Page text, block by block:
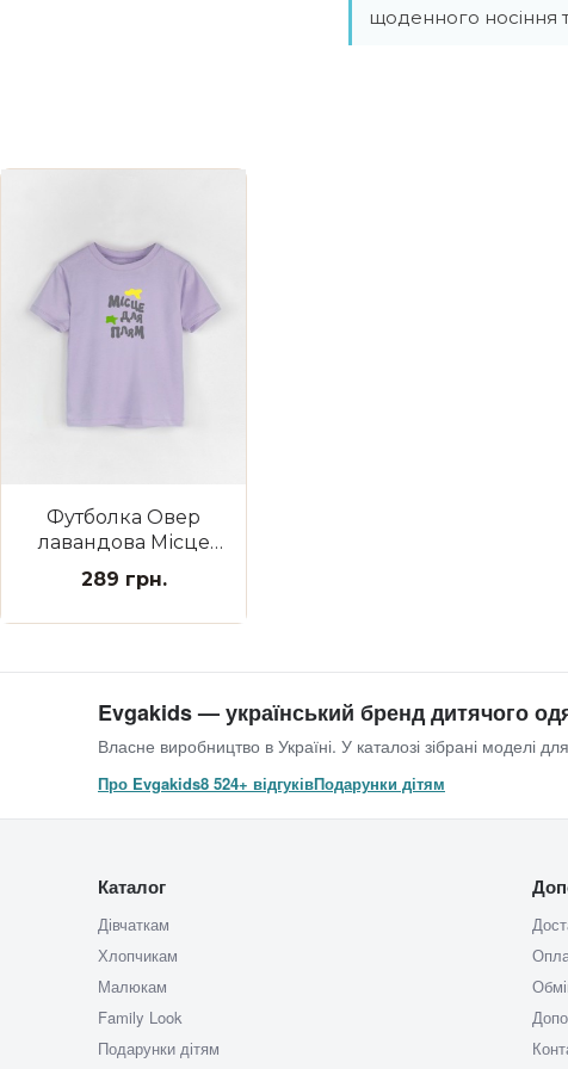
щоденного носіння
Футболка Овер
лавандова Місце
для плям
289 грн.
Evgakids — український бренд дитячого
Власне виробництво в Україні. У каталозі зібрані моделі
Про Evgakids8 524+ відгуківПодарунки дітям
Каталог
Дівчаткам
Хлопчикам
Малюкам
Family Look
Подарунки дітям